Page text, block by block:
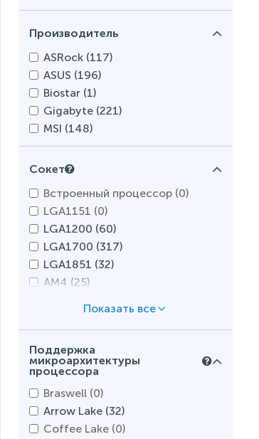
Производитель
ASRock (117)
ASUS (196)
Biostar (1)
Gigabyte (221)
MSI (148)
Сокет
Встроенный процессор (0)
LGA1151 (0)
LGA1200 (60)
LGA1700 (317)
LGA1851 (32)
AM4 (25)
Поддержка
микроархитектуры
процессора
Braswell (0)
Arrow Lake (32)
Coffee Lake (0)